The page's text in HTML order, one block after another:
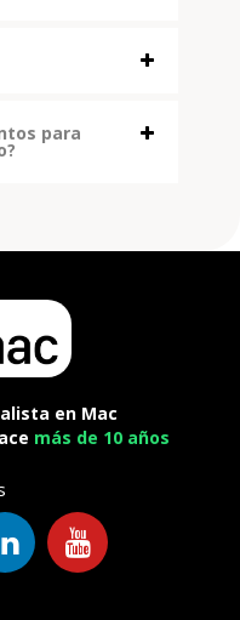
para
en Mac
más de 10 años